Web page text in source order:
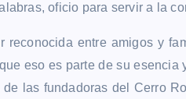
oficio para servir a la
entre amigos y
eso es parte de su esencia
las fundadoras del Cerro